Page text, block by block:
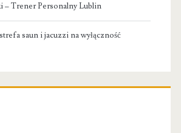
– Trener Personalny Lublin
saun i jacuzzi na wyłączność